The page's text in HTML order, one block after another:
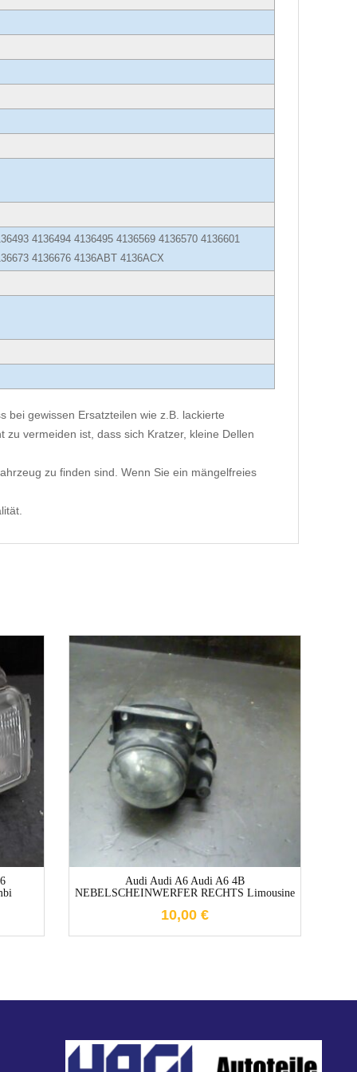
4136494 4136495 4136569 4136570 4136601
4136676 4136ABT 4136ACX
bei gewissen Ersatzteilen wie z.B. lackierte
vermeiden ist, dass sich Kratzer, kleine Dellen
zu finden sind. Wenn Sie ein mängelfreies
Audi Audi A6 Audi A6 4B
NEBELSCHEINWERFER RECHTS Limousine
10,00 €
1-3 Werktage